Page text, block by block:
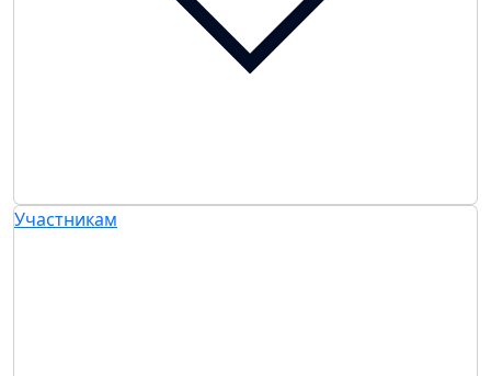
Участникам